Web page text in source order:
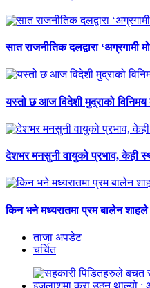
सात राजनीतिक दलद्वारा ‘अग्रगामी
यस्तो छ आज विदेशी मुद्राको विनिमय
देशभर मनसुनी वायुको प्रभाव, केही
किन भने मध्यरातमा प्रम बालेन
ताजा अपडेट
चर्चित